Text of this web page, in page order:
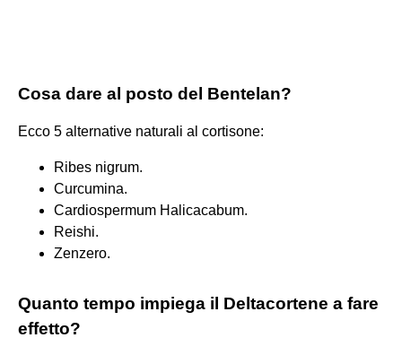
Cosa dare al posto del Bentelan?
Ecco 5 alternative naturali al cortisone:
Ribes nigrum.
Curcumina.
Cardiospermum Halicacabum.
Reishi.
Zenzero.
Quanto tempo impiega il Deltacortene a fare
effetto?